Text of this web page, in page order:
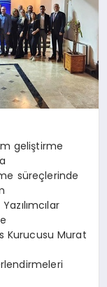
geliştirme
süreçlerinde
Kurucusu Murat